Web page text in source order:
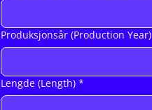
Produksjonsår (Production Year)
Lengde (Length) *